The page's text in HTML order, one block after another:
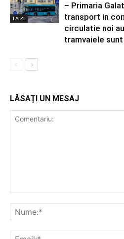
LA ZI
– Primaria
transport in
circulatie noi
tramvaiele sunt
LĂSAȚI UN MESAJ